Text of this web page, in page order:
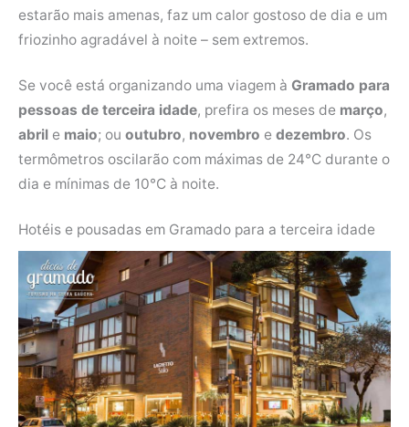
estarão mais amenas, faz um calor gostoso de dia e um
friozinho agradável à noite – sem extremos.
Se você está organizando uma viagem à Gramado para
pessoas de terceira idade, prefira os meses de março,
abril e maio; ou outubro, novembro e dezembro. Os
termômetros oscilarão com máximas de 24°C durante o
dia e mínimas de 10°C à noite.
Hotéis e pousadas em Gramado para a terceira idade